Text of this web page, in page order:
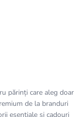
părinți care aleg doar
de la branduri
esențiale și cadouri